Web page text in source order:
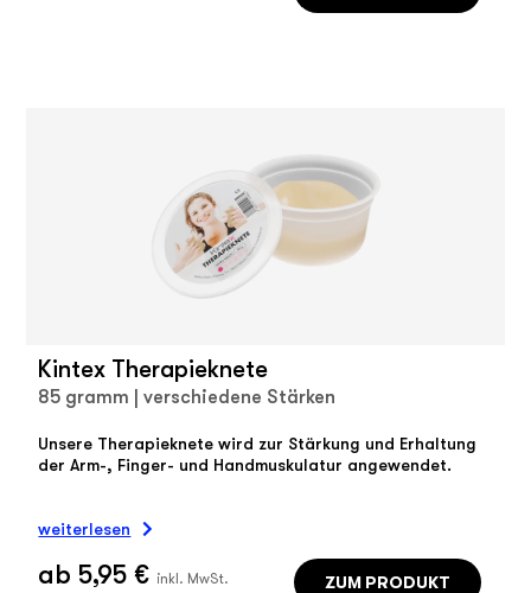
Kintex Therapieknete
85 gramm | verschiedene Stärken
Unsere Therapieknete wird zur Stärkung und Erhaltung
der Arm-, Finger- und Handmuskulatur angewendet.
weiterlesen
ab 5,95 € inkl. MwSt. ZUM PRODUKT